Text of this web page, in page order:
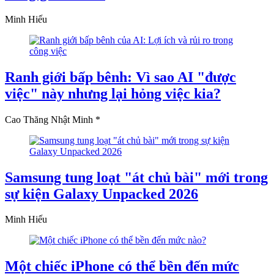
Minh Hiếu
Ranh giới bấp bênh: Vì sao AI "được
việc" này nhưng lại hỏng việc kia?
Cao Thăng Nhật Minh *
Samsung tung loạt "át chủ bài" mới trong
sự kiện Galaxy Unpacked 2026
Minh Hiếu
Một chiếc iPhone có thể bền đến mức